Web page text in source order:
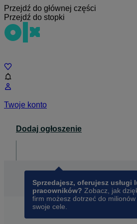
Przejdź do głównej części
Przejdź do stopki
Twoje konto
Dodaj ogłoszenie
Sprzedajesz, oferujesz usługi
pracowników? Zobacz, jak
firm możesz dotrzeć do
swoje cele.